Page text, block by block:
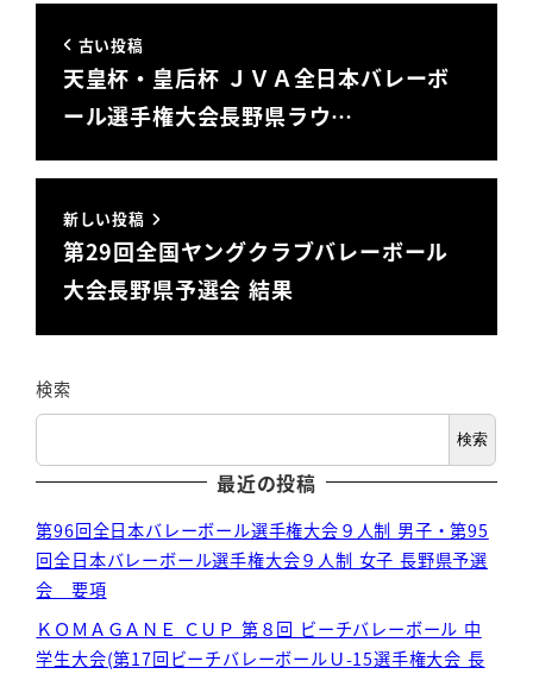
古い投稿
天皇杯・皇后杯 ＪＶＡ全日本バレーボ
ール選手権大会長野県ラウ…
新しい投稿
第29回全国ヤングクラブバレーボール
大会長野県予選会 結果
検索
検索
最近の投稿
第96回全日本バレーボール選手権大会９人制 男子・第95
回全日本バレーボール選手権大会９人制 女子 長野県予選
会 要項
ＫＯＭＡＧＡＮＥ ＣＵＰ 第８回 ビーチバレーボール 中
学生大会(第17回ビーチバレーボールＵ-15選手権大会 長